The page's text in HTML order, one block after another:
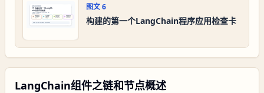
图文6
构建的第一个LangChain程序应用检查卡
LangChain组件之链和节点概述